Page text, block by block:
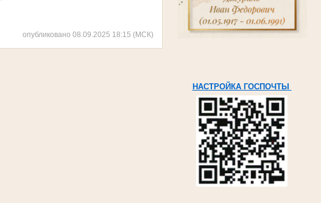
НАСТРОЙКА ГОСПОЧТЫ
опубликовано 08.09.2025 18:15 (МСК)